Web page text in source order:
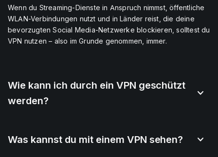
Wenn du Streaming-Dienste in Anspruch nimmst, öffentliche
WLAN-Verbindungen nutzt und in Länder reist, die deine
bevorzugten Social Media-Netzwerke blockieren, solltest du
VPN nutzen – also im Grunde genommen, immer.
Wie kann ich durch ein VPN geschützt
werden?
Was kannst du mit einem VPN sehen?